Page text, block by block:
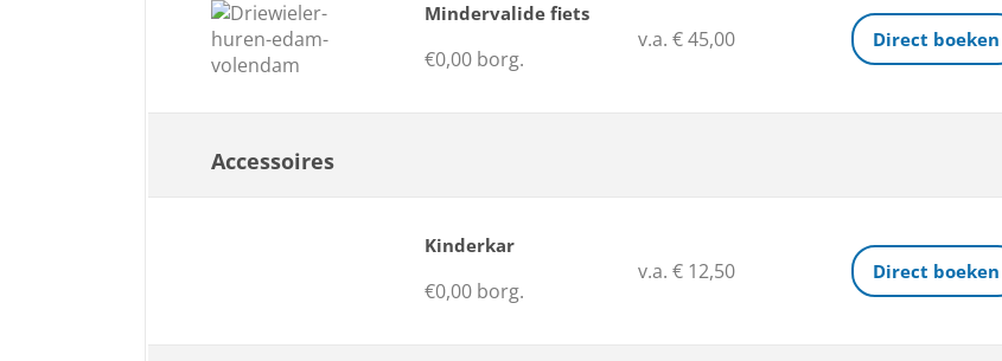
Mindervalide fiets
€0,00 borg.
v.a. € 45,00 Direct boeken
Accessoires
Kinderkar
€0,00 borg.
v.a. € 12,50 Direct boeken